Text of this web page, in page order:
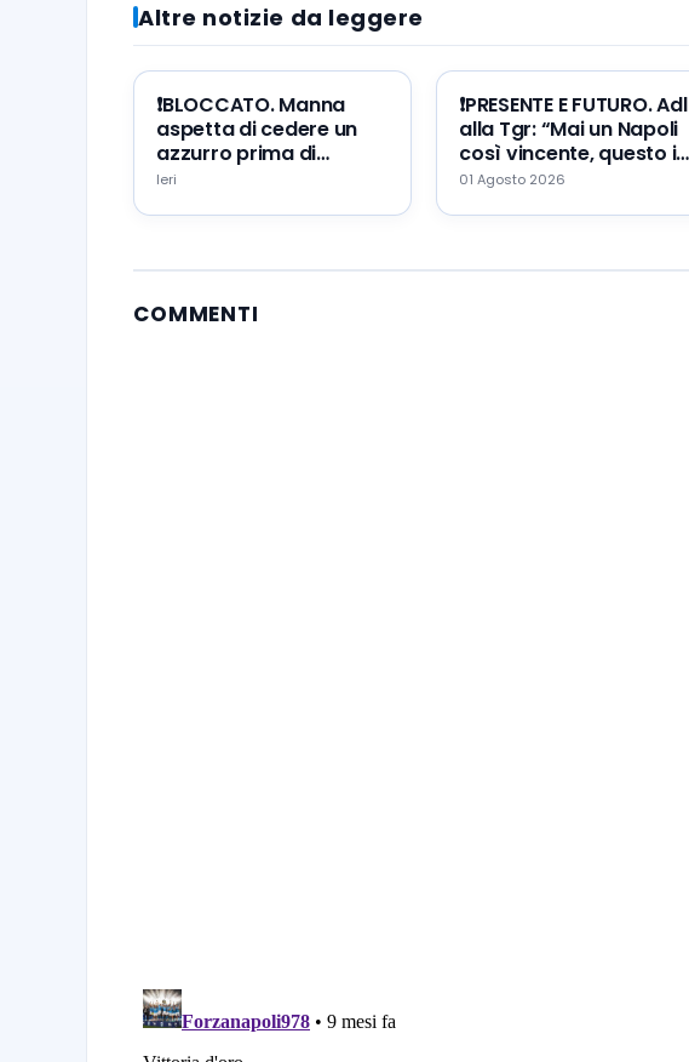
Altre notizie da leggere
❗️BLOCCATO. Manna
aspetta di cedere un
azzurro prima di
portare Zeballos al
Ieri
❗️PRESENTE E FUTURO. Adl
alla Tgr: “Mai un Napoli
così vincente, questo il
mio errore ed il mio
01 Agosto 2026
COMMENTI